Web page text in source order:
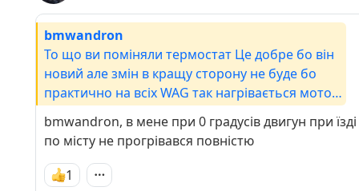
bmwandron
То що ви поміняли термостат Це добре бо він
новий але змін в кращу сторону не буде бо
практично на всіх WAG так нагрівається мотор
нагрівається до 60°. Це так має бути ✌️🤗🔥
bmwandron, в мене при 0 градусів двигун при їзді
по місту не прогрівався повністю
1